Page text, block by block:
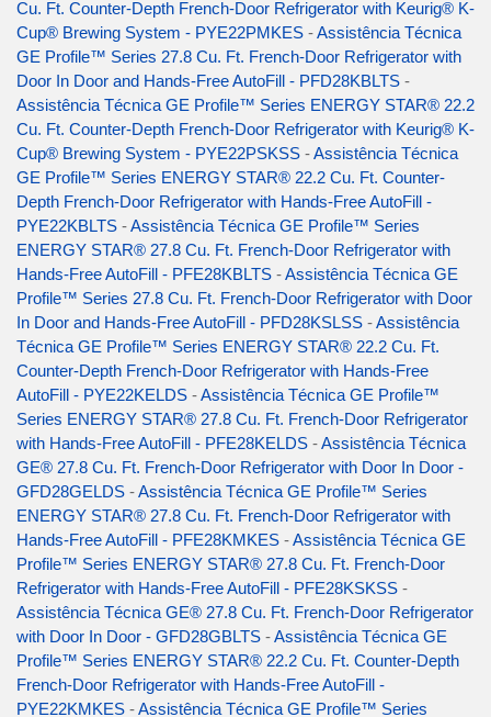
Cu. Ft. Counter-Depth French-Door Refrigerator with Keurig® K-
Cup® Brewing System - PYE22PMKES -Assistência Técnica
GE Profile™ Series 27.8 Cu. Ft. French-Door Refrigerator with
Door In Door and Hands-Free AutoFill - PFD28KBLTS -
Assistência Técnica GE Profile™ Series ENERGY STAR® 22.2
Cu. Ft. Counter-Depth French-Door Refrigerator with Keurig® K-
Cup® Brewing System - PYE22PSKSS -Assistência Técnica
GE Profile™ Series ENERGY STAR® 22.2 Cu. Ft. Counter-
Depth French-Door Refrigerator with Hands-Free AutoFill -
PYE22KBLTS -Assistência Técnica GE Profile™ Series
ENERGY STAR® 27.8 Cu. Ft. French-Door Refrigerator with
Hands-Free AutoFill - PFE28KBLTS -Assistência Técnica GE
Profile™ Series 27.8 Cu. Ft. French-Door Refrigerator with Door
In Door and Hands-Free AutoFill - PFD28KSLSS -Assistência
Técnica GE Profile™ Series ENERGY STAR® 22.2 Cu. Ft.
Counter-Depth French-Door Refrigerator with Hands-Free
AutoFill - PYE22KELDS -Assistência Técnica GE Profile™
Series ENERGY STAR® 27.8 Cu. Ft. French-Door Refrigerator
with Hands-Free AutoFill - PFE28KELDS -Assistência Técnica
GE® 27.8 Cu. Ft. French-Door Refrigerator with Door In Door -
GFD28GELDS -Assistência Técnica GE Profile™ Series
ENERGY STAR® 27.8 Cu. Ft. French-Door Refrigerator with
Hands-Free AutoFill - PFE28KMKES -Assistência Técnica GE
Profile™ Series ENERGY STAR® 27.8 Cu. Ft. French-Door
Refrigerator with Hands-Free AutoFill - PFE28KSKSS -
Assistência Técnica GE® 27.8 Cu. Ft. French-Door Refrigerator
with Door In Door - GFD28GBLTS -Assistência Técnica GE
Profile™ Series ENERGY STAR® 22.2 Cu. Ft. Counter-Depth
French-Door Refrigerator with Hands-Free AutoFill -
PYE22KMKES -Assistência Técnica GE Profile™ Series